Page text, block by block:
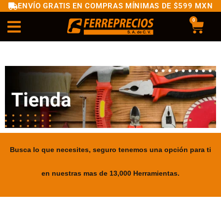
ENVÍO GRATIS EN COMPRAS MÍNIMAS DE $599 MXN
0
Busca lo que necesites, seguro tenemos una opción para ti
en nuestras mas de 13,000 Herramientas.